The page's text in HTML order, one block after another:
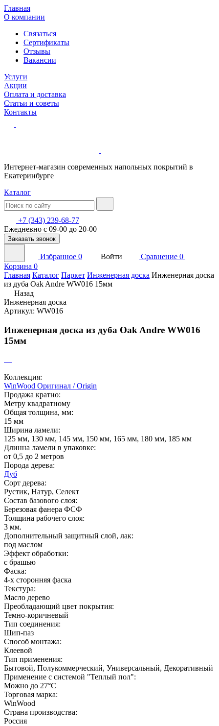
Главная
О компании
Связаться
Сертификаты
Отзывы
Вакансии
Услуги
Акции
Оплата и доставка
Статьи и советы
Контакты
Интернет-магазин современных напольных покрытий в
Екатеринбурге
Каталог
+7 (343) 239-68-77
Ежедневно с 09-00 до 20-00
Заказать звонок
Избранное 0 Войти Сравнение 0
Корзина 0
Главная Каталог Паркет Инженерная доска Инженерная доска
из дуба Oak Andre WW016 15мм
Назад
Инженерная доска
Артикул: WW016
Инженерная доска из дуба Oak Andre WW016
15мм
Коллекция:
WinWood Оригинал / Origin
Продажа кратно:
Метру квадратному
Общая толщина, мм:
15 мм
Ширина ламели:
125 мм, 130 мм, 145 мм, 150 мм, 165 мм, 180 мм, 185 мм
Длинна ламели в упаковке:
от 0,5 до 2 метров
Порода дерева:
Дуб
Сорт дерева:
Рустик, Натур, Селект
Состав базового слоя:
Березовая фанера ФСФ
Толщина рабочего слоя:
3 мм.
Дополнительный защитный слой, лак:
под маслом
Эффект обработки:
с брашью
Фаска:
4-х сторонняя фаска
Текстура:
Масло дерево
Преобладающий цвет покрытия:
Темно-коричневый
Тип соединения:
Шип-паз
Способ монтажа:
Клеевой
Тип применения:
Бытовой, Полукоммерческий, Универсальный, Декоративный
Применение с системой "Теплый пол":
Можно до 27°С
Торговая марка:
WinWood
Страна производства:
Россия